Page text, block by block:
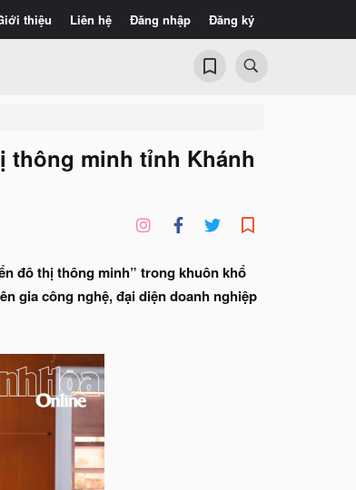
thiệu Liên hệ Đăng nhập Đăng ký
thông minh tỉnh Khánh
đô thị thông minh” trong khuôn khổ
gia công nghệ, đại diện doanh nghiệp